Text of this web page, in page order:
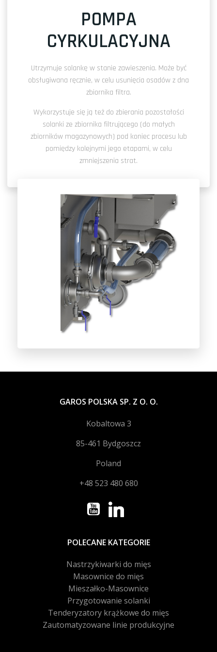
POMPA
CYRKULACYJNA
Utrzymuje solankę w stanie zawieszenia. Może być
obsługiwana ręcznie, w celu usunięcia osadów z dna
zbiornika filtra.
Wykorzystuje się ją też do zbierania pozostałości
solanki ze zbiornika filtrującego (do małych
zbiorników magazynowych) pod koniec procesu lub
pomiędzy kolejnymi jego etapami, w celu
zmniejszenia strat.
GAROS POLSKA SP. Z O. O.
Kobaltowa 3
85-461 Bydgoszcz
Poland
+48 523 480 680
POLECANE KATEGORIE
Nastrzykiwarki do mięs
Masownice do mięs
Mieszałko-Masownice
Przygotowanie solanki
Tenderyzatory krążkowe do mięs
Zautomatyzowane linie produkcyjne